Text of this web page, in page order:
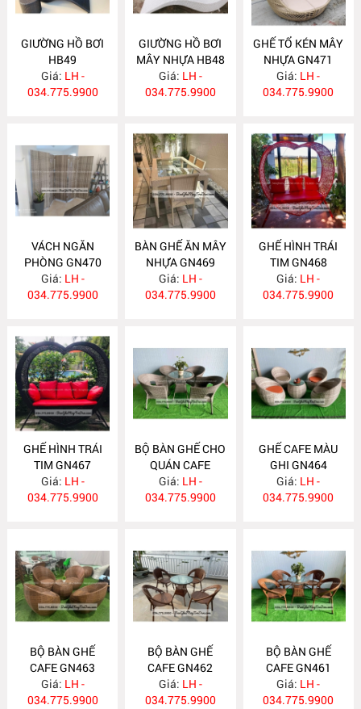
GIƯỜNG HỒ BƠI
HB49
Giá: LH -
034.775.9900
GIƯỜNG HỒ BƠI
MÂY NHỰA HB48
Giá: LH -
034.775.9900
GHẾ TỔ KÉN MÂY
NHỰA GN471
Giá: LH -
034.775.9900
VÁCH NGĂN
PHÒNG GN470
Giá: LH -
034.775.9900
BÀN GHẾ ĂN MÂY
NHỰA GN469
Giá: LH -
034.775.9900
GHẾ HÌNH TRÁI
TIM GN468
Giá: LH -
034.775.9900
GHẾ HÌNH TRÁI
TIM GN467
Giá: LH -
034.775.9900
BỘ BÀN GHẾ CHO
QUÁN CAFE
GN465
Giá: LH -
034.775.9900
GHẾ CAFE MÀU
GHI GN464
Giá: LH -
034.775.9900
BỘ BÀN GHẾ
CAFE GN463
Giá: LH -
034.775.9900
BỘ BÀN GHẾ
CAFE GN462
Giá: LH -
034.775.9900
BỘ BÀN GHẾ
CAFE GN461
Giá: LH -
034.775.9900